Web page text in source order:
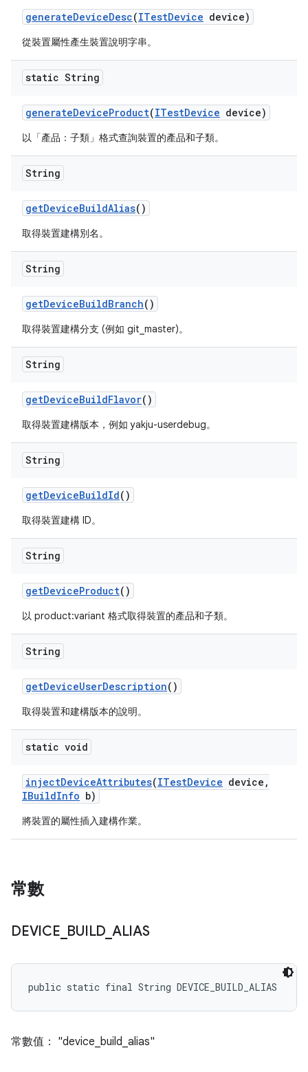
generateDeviceDesc(ITestDevice device)
從裝置屬性產生裝置說明字串。
static String
generateDeviceProduct(ITestDevice device)
以「產品：子類」格式查詢裝置的產品和子類。
String
getDeviceBuildAlias()
取得裝置建構別名。
String
getDeviceBuildBranch()
取得裝置建構分支 (例如 git_master)。
String
getDeviceBuildFlavor()
取得裝置建構版本，例如 yakju-userdebug。
String
getDeviceBuildId()
取得裝置建構 ID。
String
getDeviceProduct()
以 product:variant 格式取得裝置的產品和子類。
String
getDeviceUserDescription()
取得裝置和建構版本的說明。
static void
injectDeviceAttributes(ITestDevice device ,
IBuildInfo b)
將裝置的屬性插入建構作業。
常數
DEVICE BUILD ALIAS
public static final String DEVICE_BUILD_ALIAS
常數值： "device_build_alias"